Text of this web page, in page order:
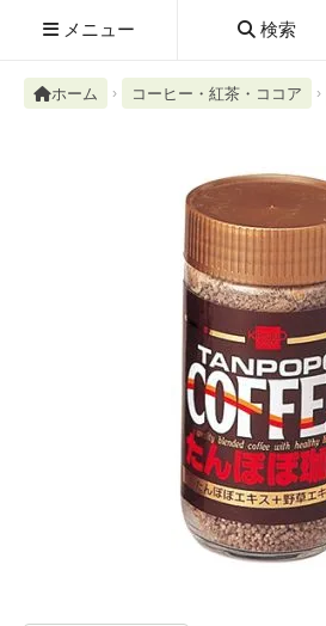
メニュー 検索
絮ユ⑳�������障����
レビューを読む
ホーム コーヒー・紅茶・ココア